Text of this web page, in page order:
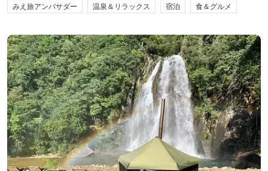
みえ旅アンバサダー
温泉＆リラックス 宿泊 食＆グルメ